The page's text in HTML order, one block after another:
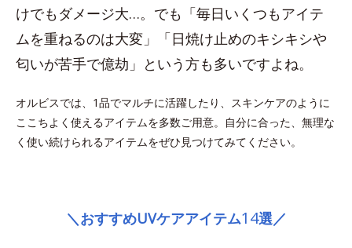
けでもダメージ大…。でも「毎日いくつもアイテ
ムを重ねるのは大変」「日焼け止めのキシキシや
匂いが苦手で億劫」という方も多いですよね。
オルビスでは、1品でマルチに活躍したり、スキンケアのように
ここちよく使えるアイテムを多数ご用意。自分に合った、無理な
く使い続けられるアイテムをぜひ見つけてみてください。
＼おすすめUVケアアイテム14選／